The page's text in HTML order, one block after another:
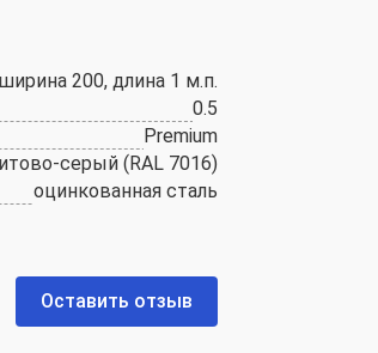
ширина 200, длина 1 м.п.
0.5
Premium
серый (RAL 7016)
оцинкованная сталь
Оставить отзыв